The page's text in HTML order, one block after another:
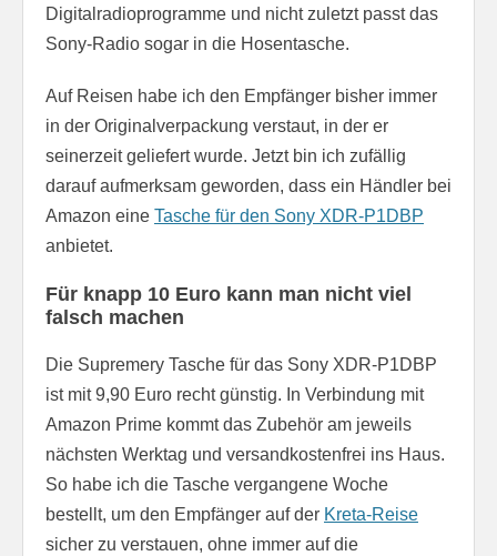
Digitalradioprogramme und nicht zuletzt passt das
Sony-Radio sogar in die Hosentasche.
Auf Reisen habe ich den Empfänger bisher immer
in der Originalverpackung verstaut, in der er
seinerzeit geliefert wurde. Jetzt bin ich zufällig
darauf aufmerksam geworden, dass ein Händler bei
Amazon eine Tasche für den Sony XDR-P1DBP
anbietet.
Für knapp 10 Euro kann man nicht viel
falsch machen
Die Supremery Tasche für das Sony XDR-P1DBP
ist mit 9,90 Euro recht günstig. In Verbindung mit
Amazon Prime kommt das Zubehör am jeweils
nächsten Werktag und versandkostenfrei ins Haus.
So habe ich die Tasche vergangene Woche
bestellt, um den Empfänger auf der Kreta-Reise
sicher zu verstauen, ohne immer auf die